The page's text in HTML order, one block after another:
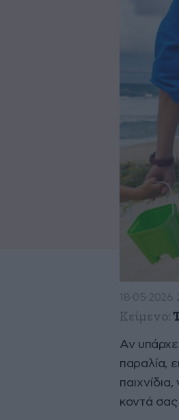
18·05·2026
Κείμενο:
Αν
παραλία,
κοντά